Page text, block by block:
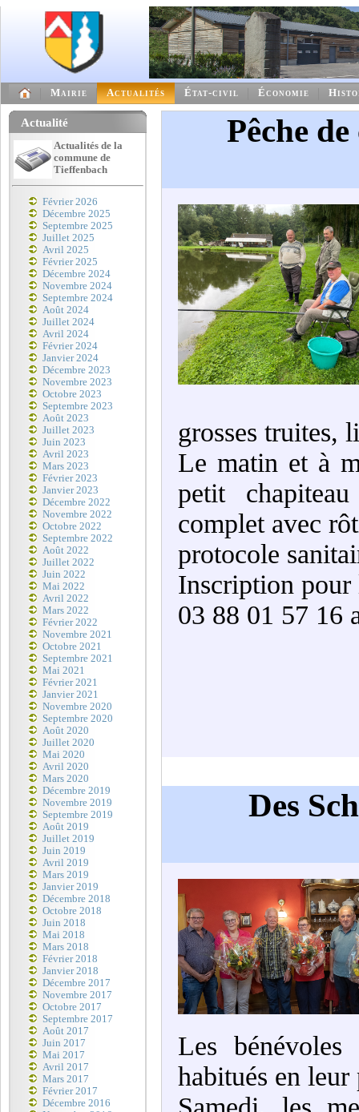
Mairie Actualités État-civil Économie
Actualité
Actualités de la
commune de
Tieffenbach
Février 2026
Décembre 2025
Septembre 2025
Juillet 2025
Avril 2025
Février 2025
Décembre 2024
Novembre 2024
Septembre 2024
Août 2024
Juillet 2024
Avril 2024
Février 2024
Janvier 2024
Décembre 2023
Novembre 2023
Octobre 2023
Septembre 2023
Août 2023
Juillet 2023
Juin 2023
Avril 2023
Mars 2023
Février 2023
Janvier 2023
Décembre 2022
Novembre 2022
Octobre 2022
Septembre 2022
Août 2022
Juillet 2022
Juin 2022
Mai 2022
Avril 2022
Mars 2022
Février 2022
Novembre 2021
Octobre 2021
Septembre 2021
Mai 2021
Février 2021
Janvier 2021
Novembre 2020
Septembre 2020
Août 2020
Juillet 2020
Mai 2020
Avril 2020
Mars 2020
Décembre 2019
Novembre 2019
Septembre 2019
Août 2019
Juillet 2019
Juin 2019
Avril 2019
Mars 2019
Janvier 2019
Décembre 2018
Octobre 2018
Juin 2018
Mai 2018
Mars 2018
Février 2018
Janvier 2018
Décembre 2017
Novembre 2017
Octobre 2017
Septembre 2017
Août 2017
Juin 2017
Mai 2017
Avril 2017
Mars 2017
Février 2017
Décembre 2016
Pêche
grosses truites,
Le matin et à
petit
complet avec
protocole
Inscription pour
03 88 01 57 16
Des
Les
habitués en leur